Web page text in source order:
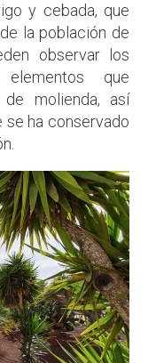
y cebada, que
la población de
observar los
que
molienda, así
se ha conservado